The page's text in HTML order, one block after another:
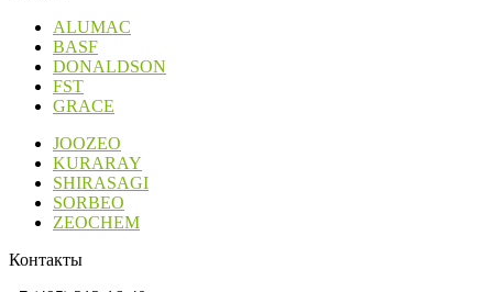
ALUMAC
BASF
DONALDSON
FST
GRACE
JOOZEO
KURARAY
SHIRASAGI
SORBEO
ZEOCHEM
Контакты